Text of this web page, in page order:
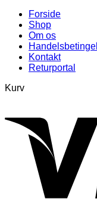
Forside
Shop
Om os
Kontakt
Returportal
Kurv